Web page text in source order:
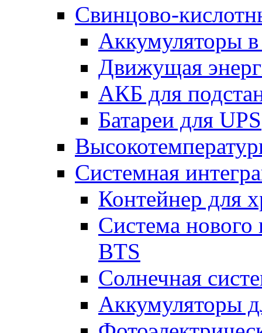
Свинцово-
Аккумуляторы
Движущая
АКБ для
Батареи для UPS
Системная
Контейнер для
Система нового
BTS
Солнечная
Аккумуляторы